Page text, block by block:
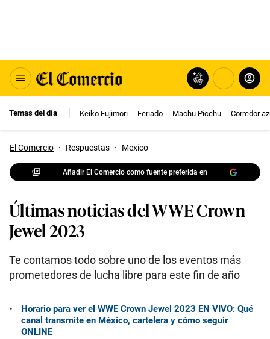
Temas del día Keiko Fujimori Feriado Machu Picchu Corredor
El Comercio · Respuestas · Mexico
Añadir El Comercio como fuente preferida en
Últimas noticias del WWE Crown
Jewel 2023
Te contamos todo sobre uno de los eventos más
prometedores de lucha libre para este fin de año
Horario para ver el WWE Crown Jewel 2023 EN VIVO: Qué
canal transmite en México, cartelera y cómo seguir
ONLINE